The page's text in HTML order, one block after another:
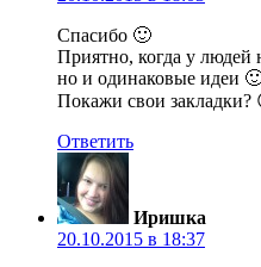
Спасибо 🙂
Приятно, когда у людей
но и одинаковые идеи
Покажи свои закладки?
Ответить
Иришка
20.10.2015 в 18:37